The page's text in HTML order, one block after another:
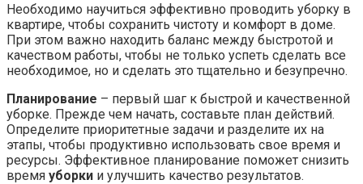
Необходимо научиться эффективно проводить уборку в
квартире, чтобы сохранить чистоту и комфорт в доме.
При этом важно находить баланс между быстротой и
качеством работы, чтобы не только успеть сделать все
необходимое, но и сделать это тщательно и безупречно.
Планирование – первый шаг к быстрой и качественной
уборке. Прежде чем начать, составьте план действий.
Определите приоритетные задачи и разделите их на
этапы, чтобы продуктивно использовать свое время и
ресурсы. Эффективное планирование поможет снизить
время уборки и улучшить качество результатов.